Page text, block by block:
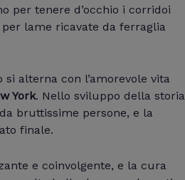
per tenere d’occhio i corridoi
lame ricavate da ferraglia
alterna con l’amorevole vita
York. Nello sviluppo della storia
bruttissime persone, e la
finale.
e coinvolgente, e la cura